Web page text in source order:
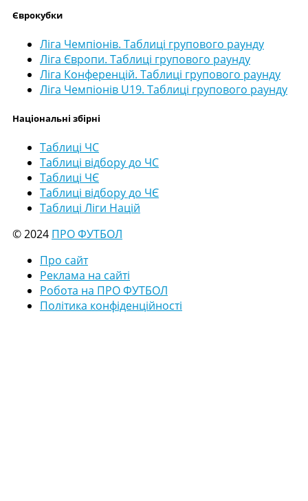
Єврокубки
Ліга Чемпіонів. Таблиці групового раунду
Ліга Європи. Таблиці групового раунду
Ліга Конференцій. Таблиці групового раунду
Ліга Чемпіонів U19. Таблиці групового раунду
Національні збірні
Таблиці ЧС
Таблиці відбору до ЧС
Таблиці ЧЄ
Таблиці відбору до ЧЄ
Таблиці Ліги Націй
© 2024 ПРО ФУТБОЛ
Про сайт
Реклама на сайті
Робота на ПРО ФУТБОЛ
Політика конфіденційності